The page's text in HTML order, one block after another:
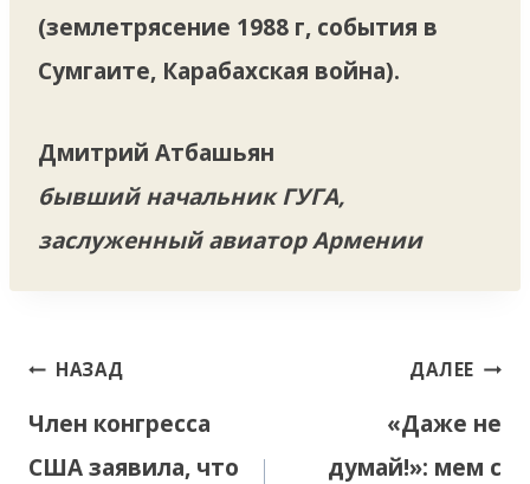
(землетрясение 1988 г, события в
Сумгаите, Карабахская война).
Дмитрий Атбашьян
бывший начальник ГУГА,
заслуженный авиатор Армении
Навигация
записям
НАЗАД
Член конгресса
США заявила, что
ДАЛЕЕ
«Даже не
думай!»: мем с